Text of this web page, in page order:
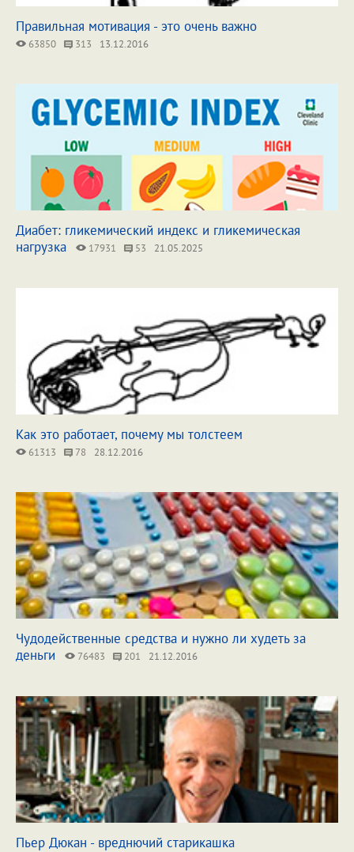
Правильная мотивация - это очень важно
63850 313 13.12.2016
Диабет: гликемический индекс и гликемическая
нагрузка
17931 53 21.05.2025
Как это работает, почему мы толстеем
61313 78 28.12.2016
Чудодейственные средства и нужно ли худеть за
деньги
76483 201 21.12.2016
Пьер Дюкан - вреднючий старикашка